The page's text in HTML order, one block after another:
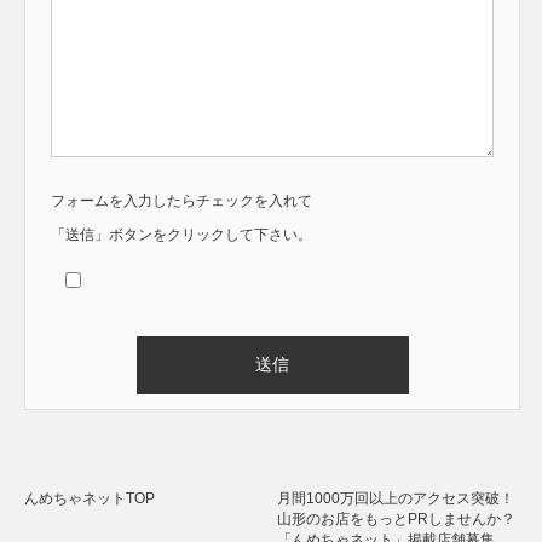
フォームを入力したらチェックを入れて
「送信」ボタンをクリックして下さい。
んめちゃネットTOP
月間1000万回以上のアクセス突破！
山形のお店をもっとPRしませんか？